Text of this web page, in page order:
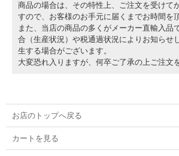
商品の場合は、その特性上、ご注文を受けて
すので、お客様のお手元に届くまでお時間を
また、当店の商品の多くがメーカー直輸入品
合（生産状況）や税通過状況によりお知らせ
生する場合がございます。
大変恐れ入りますが、何卒ご了承の上ご注文
お店のトップへ戻る
カートを見る